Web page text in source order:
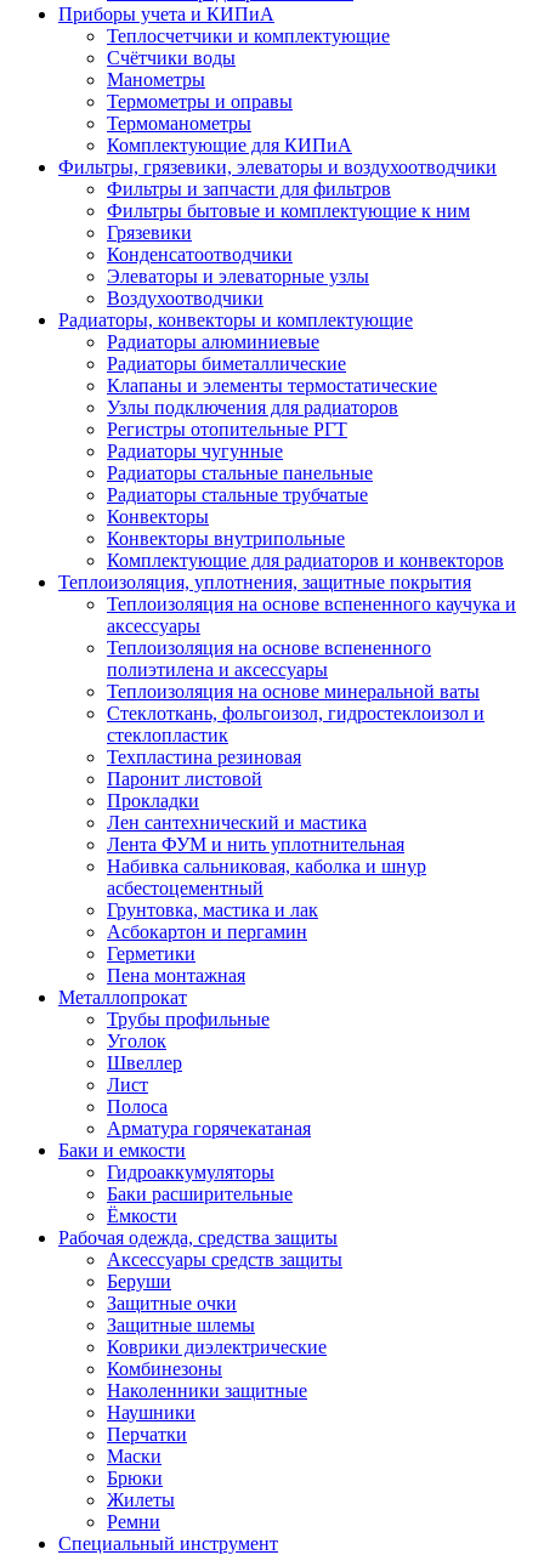
Приборы учета и КИПиА
Теплосчетчики и комплектующие
Счётчики воды
Манометры
Термометры и оправы
Термоманометры
Комплектующие для КИПиА
Фильтры, грязевики, элеваторы и воздухоотводчики
Фильтры и запчасти для фильтров
Фильтры бытовые и комплектующие к ним
Грязевики
Конденсатоотводчики
Элеваторы и элеваторные узлы
Воздухоотводчики
Радиаторы, конвекторы и комплектующие
Радиаторы алюминиевые
Радиаторы биметаллические
Клапаны и элементы термостатические
Узлы подключения для радиаторов
Регистры отопительные РГТ
Радиаторы чугунные
Радиаторы стальные панельные
Радиаторы стальные трубчатые
Конвекторы
Конвекторы внутрипольные
Комплектующие для радиаторов и конвекторов
Теплоизоляция, уплотнения, защитные покрытия
Теплоизоляция на основе вспененного каучука и
аксессуары
Теплоизоляция на основе вспененного
полиэтилена и аксессуары
Теплоизоляция на основе минеральной ваты
Стеклоткань, фольгоизол, гидростеклоизол и
стеклопластик
Техпластина резиновая
Паронит листовой
Прокладки
Лен сантехнический и мастика
Лента ФУМ и нить уплотнительная
Набивка сальниковая, каболка и шнур
асбестоцементный
Грунтовка, мастика и лак
Асбокартон и пергамин
Герметики
Пена монтажная
Металлопрокат
Трубы профильные
Уголок
Швеллер
Лист
Полоса
Арматура горячекатаная
Баки и емкости
Гидроаккумуляторы
Баки расширительные
Ёмкости
Рабочая одежда, средства защиты
Аксессуары средств защиты
Беруши
Защитные очки
Защитные шлемы
Коврики диэлектрические
Комбинезоны
Наколенники защитные
Наушники
Перчатки
Маски
Брюки
Жилеты
Ремни
Специальный инструмент